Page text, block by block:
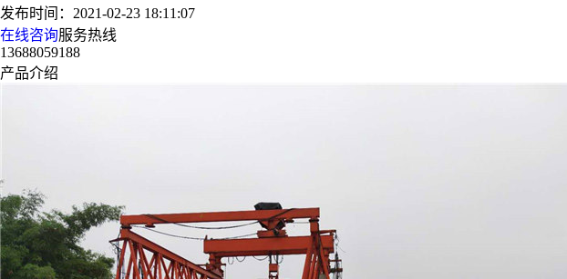
发布时间：2021-02-23 18:11:07
在线咨询服务热线
13688059188
产品介绍